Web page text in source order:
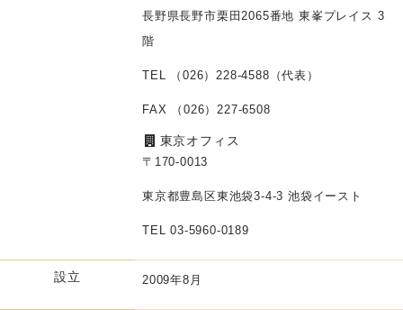
長野県長野市栗田2065番地 東峯プレイス 3
階
TEL （026）228-4588（代表）
FAX （026）227-6508
東京オフィス
〒170-0013
東京都豊島区東池袋3-4-3 池袋イースト
TEL 03-5960-0189
設立 2009年8月